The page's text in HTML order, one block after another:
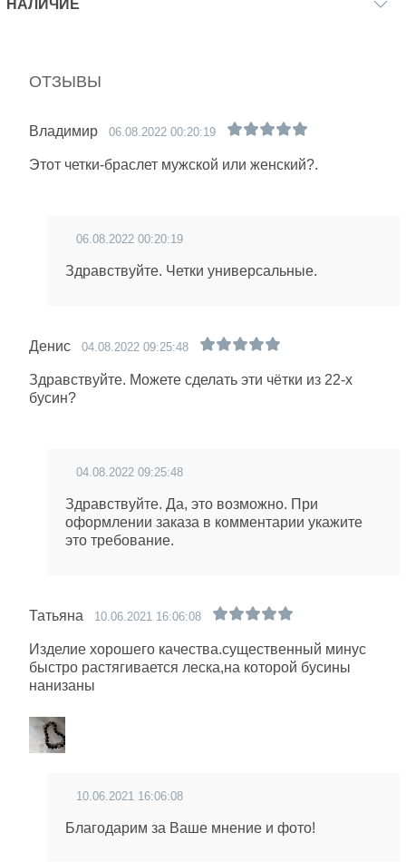
НАЛИЧИЕ
ОТЗЫВЫ
Владимир 06.08.2022 00:20:19
Этот четки-браслет мужской или женский?.
06.08.2022 00:20:19
Здравствуйте. Четки универсальные.
Денис 04.08.2022 09:25:48
Здравствуйте. Можете сделать эти чётки из 22-х
бусин?
04.08.2022 09:25:48
Здравствуйте. Да, это возможно. При
оформлении заказа в комментарии укажите
это требование.
Татьяна 10.06.2021 16:06:08
Изделие хорошего качества.существенный минус
быстро растягивается леска,на которой бусины
нанизаны
10.06.2021 16:06:08
Благодарим за Ваше мнение и фото!